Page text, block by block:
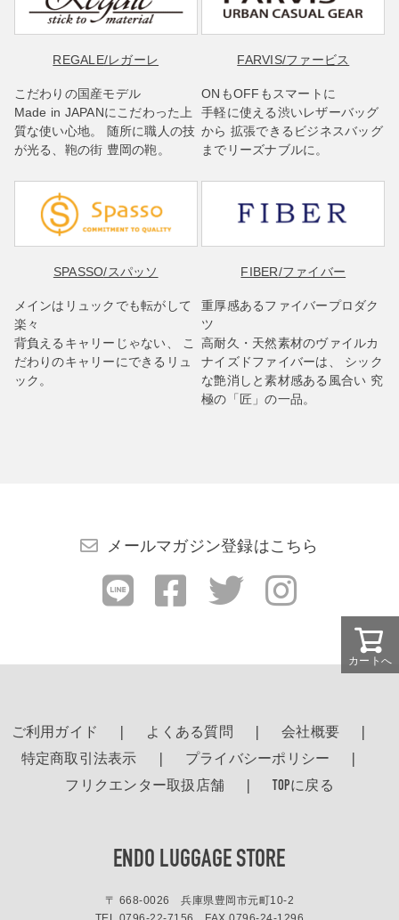
カートへ
REGALE/レガーレ
こだわりの国産モデル
Made in JAPANにこだわった上
質な使い心地。 随所に職人の技
が光る、鞄の街 豊岡の鞄。
FARVIS/ファービス
ONもOFFもスマートに
手軽に使える渋いレザーバッグ
から 拡張できるビジネスバッグ
までリーズナブルに。
SPASSO/スパッソ
メインはリュックでも転がして
楽々
背負えるキャリーじゃない、 こ
だわりのキャリーにできるリュ
ック。
FIBER/ファイバー
重厚感あるファイバープロダク
ツ
高耐久・天然素材のヴァイルカ
ナイズドファイバーは、 シック
な艶消しと素材感ある風合い 究
極の「匠」の一品。
メールマガジン登録はこちら
ご利用ガイド よくある質問
会社概要
特定商取引法表示
プライバシーポリシー
フリクエンター取扱店舗
TOPに戻る
ENDO LUGGAGE STORE
〒 668-0026 兵庫県豊岡市元町10-2